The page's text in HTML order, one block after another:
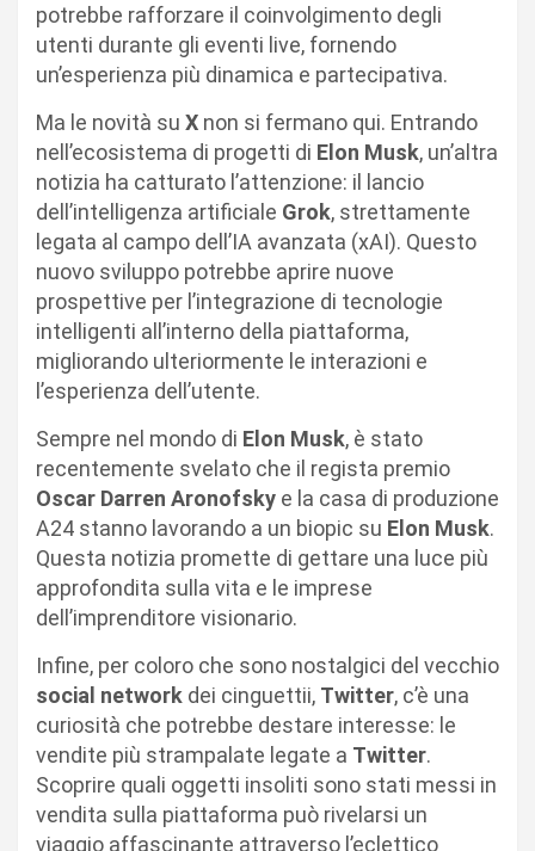
potrebbe rafforzare il coinvolgimento degli
utenti durante gli eventi live, fornendo
un’esperienza più dinamica e partecipativa.
Ma le novità su X non si fermano qui. Entrando
nell’ecosistema di progetti di Elon Musk, un’altra
notizia ha catturato l’attenzione: il lancio
dell’intelligenza artificiale Grok, strettamente
legata al campo dell’IA avanzata (xAI). Questo
nuovo sviluppo potrebbe aprire nuove
prospettive per l’integrazione di tecnologie
intelligenti all’interno della piattaforma,
migliorando ulteriormente le interazioni e
l’esperienza dell’utente.
Sempre nel mondo di Elon Musk, è stato
recentemente svelato che il regista premio
Oscar Darren Aronofsky e la casa di produzione
A24 stanno lavorando a un biopic su Elon Musk.
Questa notizia promette di gettare una luce più
approfondita sulla vita e le imprese
dell’imprenditore visionario.
Infine, per coloro che sono nostalgici del vecchio
social network dei cinguettii, Twitter, c’è una
curiosità che potrebbe destare interesse: le
vendite più strampalate legate a Twitter.
Scoprire quali oggetti insoliti sono stati messi in
vendita sulla piattaforma può rivelarsi un
viaggio affascinante attraverso l’eclettico